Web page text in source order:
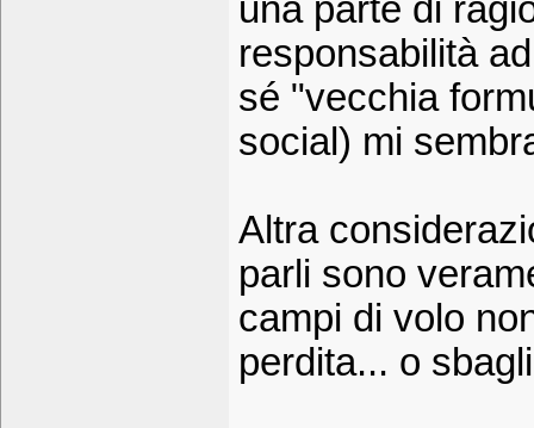
una parte di
responsabilità
sé "vecchia
social) mi
Altra
parli sono
campi di volo
perdita... o